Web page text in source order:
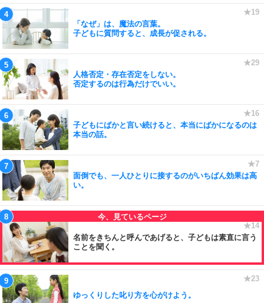
「なぜ」は、魔法の言葉。
子どもに質問すると、成長が促される。
人格否定・存在否定をしない。
否定するのは行為だけでいい。
子どもにばかと言い続けると、本当にばかになるのは
本当の話。
面倒でも、一人ひとりに接するのがいちばん効果は高
い。
名前をきちんと呼んであげると、子どもは素直に言う
ことを聞く。
ゆっくりした叱り方を心がけよう。